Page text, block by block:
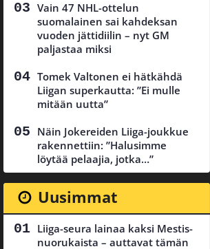
Vain 47 NHL-ottelun
suomalainen sai kahdeksan
vuoden jättidiilin – nyt GM
paljastaa miksi
Tomek Valtonen ei hätkähdä
Liigan superkautta: ”Ei mulle
mitään uutta”
Näin Jokereiden Liiga-joukkue
rakennettiin: ”Halusimme
löytää pelaajia, jotka…”
Uusimmat
Liiga-seura lainaa kaksi Mestis-
nuorukaista – auttavat tämän